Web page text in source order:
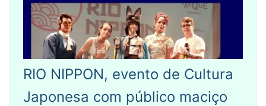
RIO NIPPON, evento de Cultura
Japonesa com público maciço